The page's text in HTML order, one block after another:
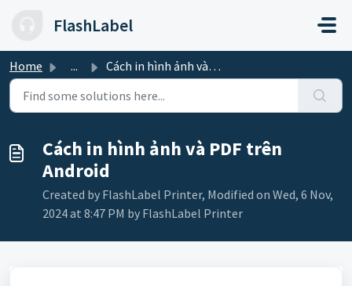
FlashLabel
Home ... Cách in hình ảnh và PDF trên Android
Cách in hình ảnh và PDF trên
Android
Created by FlashLabel Printer, Modified on Wed, 6 Nov,
2024 at 8:47 PM by FlashLabel Printer